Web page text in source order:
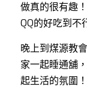
做真的很有趣
QQ的好吃到不
晚上到煤源教
家一起睡通舖
起生活的氛圍！